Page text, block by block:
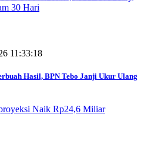
11:33:18
Hasil, BPN Tebo Janji Ukur Ulang